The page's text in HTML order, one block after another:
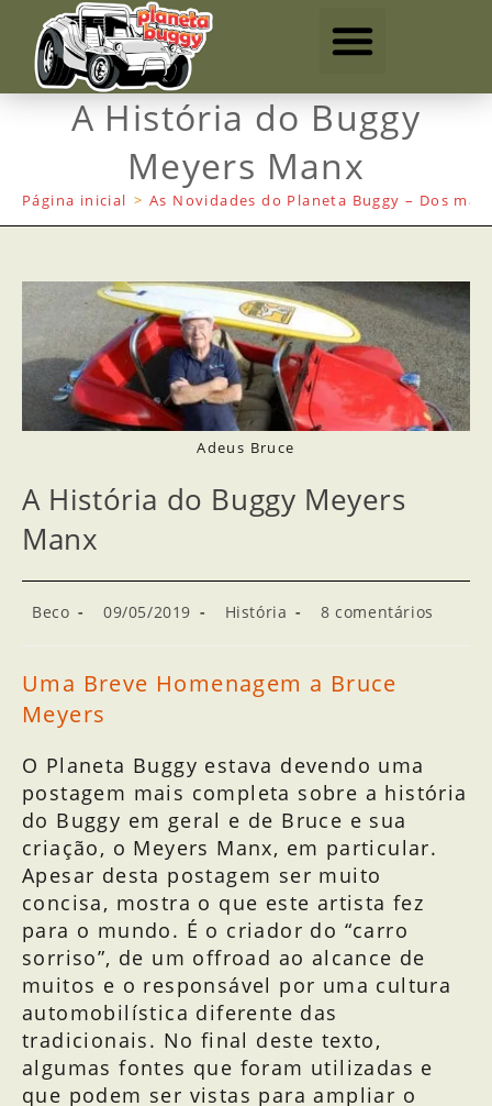
A História do Buggy
Meyers Manx
Página inicial > As Novidades do Planeta Buggy – Dos
Adeus Bruce
A História do Buggy Meyers
Manx
Beco 09/05/2019 História 8 comentários
Uma Breve Homenagem a Bruce
Meyers
O Planeta Buggy estava devendo uma
postagem mais completa sobre a história
do Buggy em geral e de Bruce e sua
criação, o Meyers Manx, em particular.
Apesar desta postagem ser muito
concisa, mostra o que este artista fez
para o mundo. É o criador do “carro
sorriso”, de um offroad ao alcance de
muitos e o responsável por uma cultura
automobilística diferente das
tradicionais. No final deste texto,
algumas fontes que foram utilizadas e
que podem ser vistas para ampliar o